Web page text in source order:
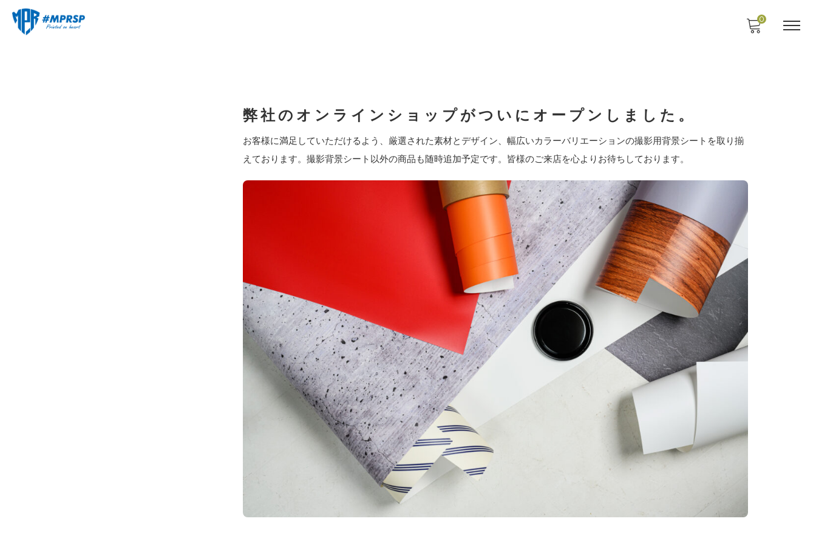
0
弊社のオンラインショップがついにオープンしました。
お客様に満足していただけるよう、厳選された素材とデザイン、幅広いカラーバリエーションの撮影用背景シートを取り揃
えております。撮影背景シート以外の商品も随時追加予定です。皆様のご来店を心よりお待ちしております。